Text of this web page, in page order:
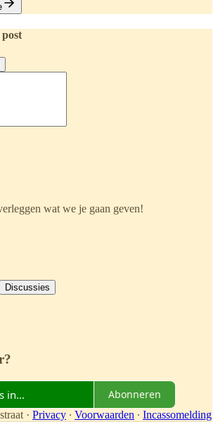
post
wat we je gaan geven!
Discussies
Abonneren
· Privacy ∙ Voorwaarden ∙ Incassomelding